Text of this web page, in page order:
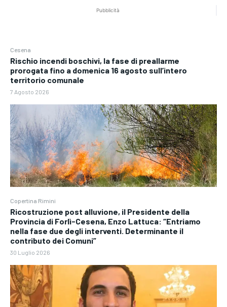
Pubblicità
Cesena
Rischio incendi boschivi, la fase di preallarme
prorogata fino a domenica 16 agosto sull’intero
territorio comunale
7 Agosto 2026
Copertina Rimini
Ricostruzione post alluvione, il Presidente della
Provincia di Forlì-Cesena, Enzo Lattuca: “Entriamo
nella fase due degli interventi. Determinante il
contributo dei Comuni”
30 Luglio 2026